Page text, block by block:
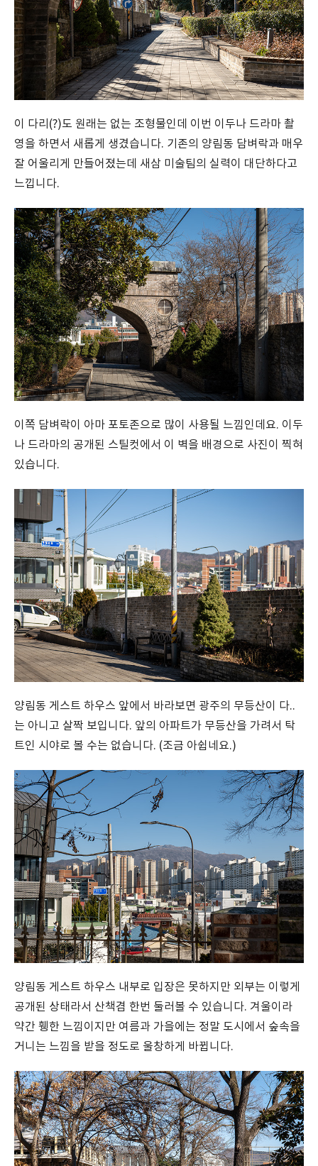
이 다리(?)도 원래는 없는 조형물인데 이번 이두나 드라마 촬
영을 하면서 새롭게 생겼습니다. 기존의 양림동 담벼락과 매우
잘 어울리게 만들어졌는데 새삼 미술팀의 실력이 대단하다고
느낍니다.
이쪽 담벼락이 아마 포토존으로 많이 사용될 느낌인데요. 이두
나 드라마의 공개된 스틸컷에서 이 벽을 배경으로 사진이 찍혀
있습니다.
양림동 게스트 하우스 앞에서 바라보면 광주의 무등산이 다..
는 아니고 살짝 보입니다. 앞의 아파트가 무등산을 가려서 탁
트인 시야로 볼 수는 없습니다. (조금 아쉽네요.)
양림동 게스트 하우스 내부로 입장은 못하지만 외부는 이렇게
공개된 상태라서 산책겸 한번 둘러볼 수 있습니다. 겨울이라
약간 휑한 느낌이지만 여름과 가을에는 정말 도시에서 숲속을
거니는 느낌을 받을 정도로 울창하게 바뀝니다.